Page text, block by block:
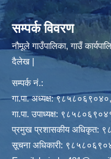
सम्पर्क विवरण
नौमूले गाउँपालिका, गाउँ
दैलेख |
सम्पर्क नं.:
गा.पा. अध्यक्ष:
गा.पा. उपाध्यक्ष:
प्रमुख प्रशासकीय अधिकृत:
सूचना अधिकारी: